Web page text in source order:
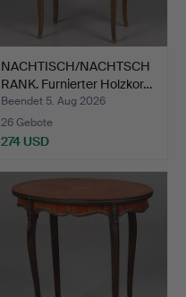
NACHTISCH/NACHTSCH
RANK. Furnierter Holzkor…
Beendet 5. Aug 2026
26 Gebote
274 USD